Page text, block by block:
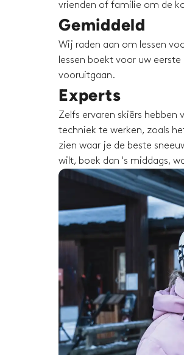
vrienden of familie om de
Gemiddeld
Wij raden aan om lessen
lessen boekt voor uw
vooruitgaan.
Experts
Zelfs ervaren skiërs hebben
techniek te werken, zoals
zien waar je de beste
wilt, boek dan 's middags,